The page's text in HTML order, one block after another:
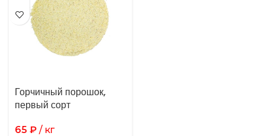
Горчичный порошок,
первый сорт
65 ₽ / кг